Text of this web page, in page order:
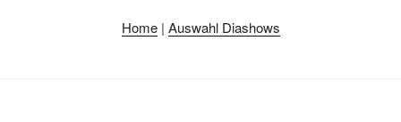
Home| Auswahl Diashows